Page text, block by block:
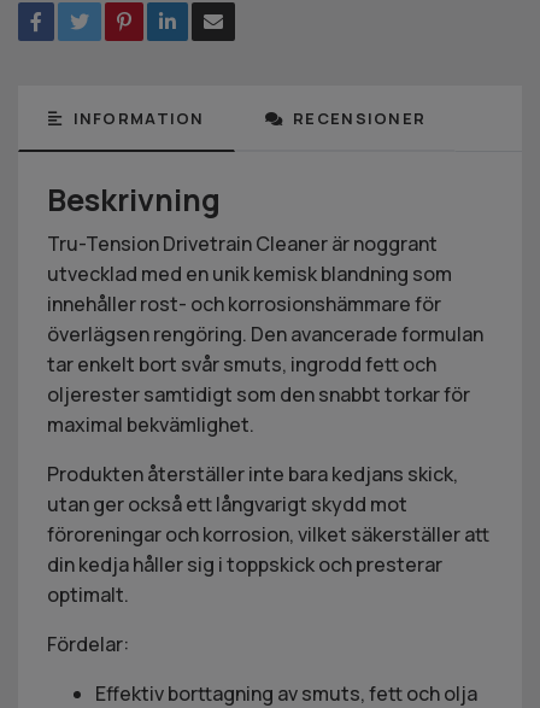
INFORMATION RECENSIONER
Beskrivning
Tru-Tension Drivetrain Cleaner är noggrant
utvecklad med en unik kemisk blandning som
innehåller rost- och korrosionshämmare för
överlägsen rengöring. Den avancerade formulan
tar enkelt bort svår smuts, ingrodd fett och
oljerester samtidigt som den snabbt torkar för
maximal bekvämlighet.
Produkten återställer inte bara kedjans skick,
utan ger också ett långvarigt skydd mot
föroreningar och korrosion, vilket säkerställer att
din kedja håller sig i toppskick och presterar
optimalt.
Fördelar:
Effektiv borttagning av smuts, fett och olja